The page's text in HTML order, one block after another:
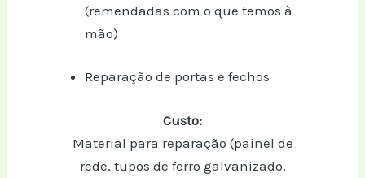
(remendadas com o que temos à
mão)
Reparação de portas e fechos
Custo:
Material para reparação (painel de
rede, tubos de ferro galvanizado,